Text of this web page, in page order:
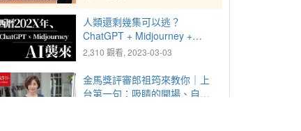
人類還剩幾集可以逃？
ChatGPT + Midjourney +
Clipchamp AI 大軍聯合玩內容
幕全包)
2,310 觀看, 2023-03-03
金馬獎評審郎祖筠來教你｜上
台第一句：吸睛的開場、自我